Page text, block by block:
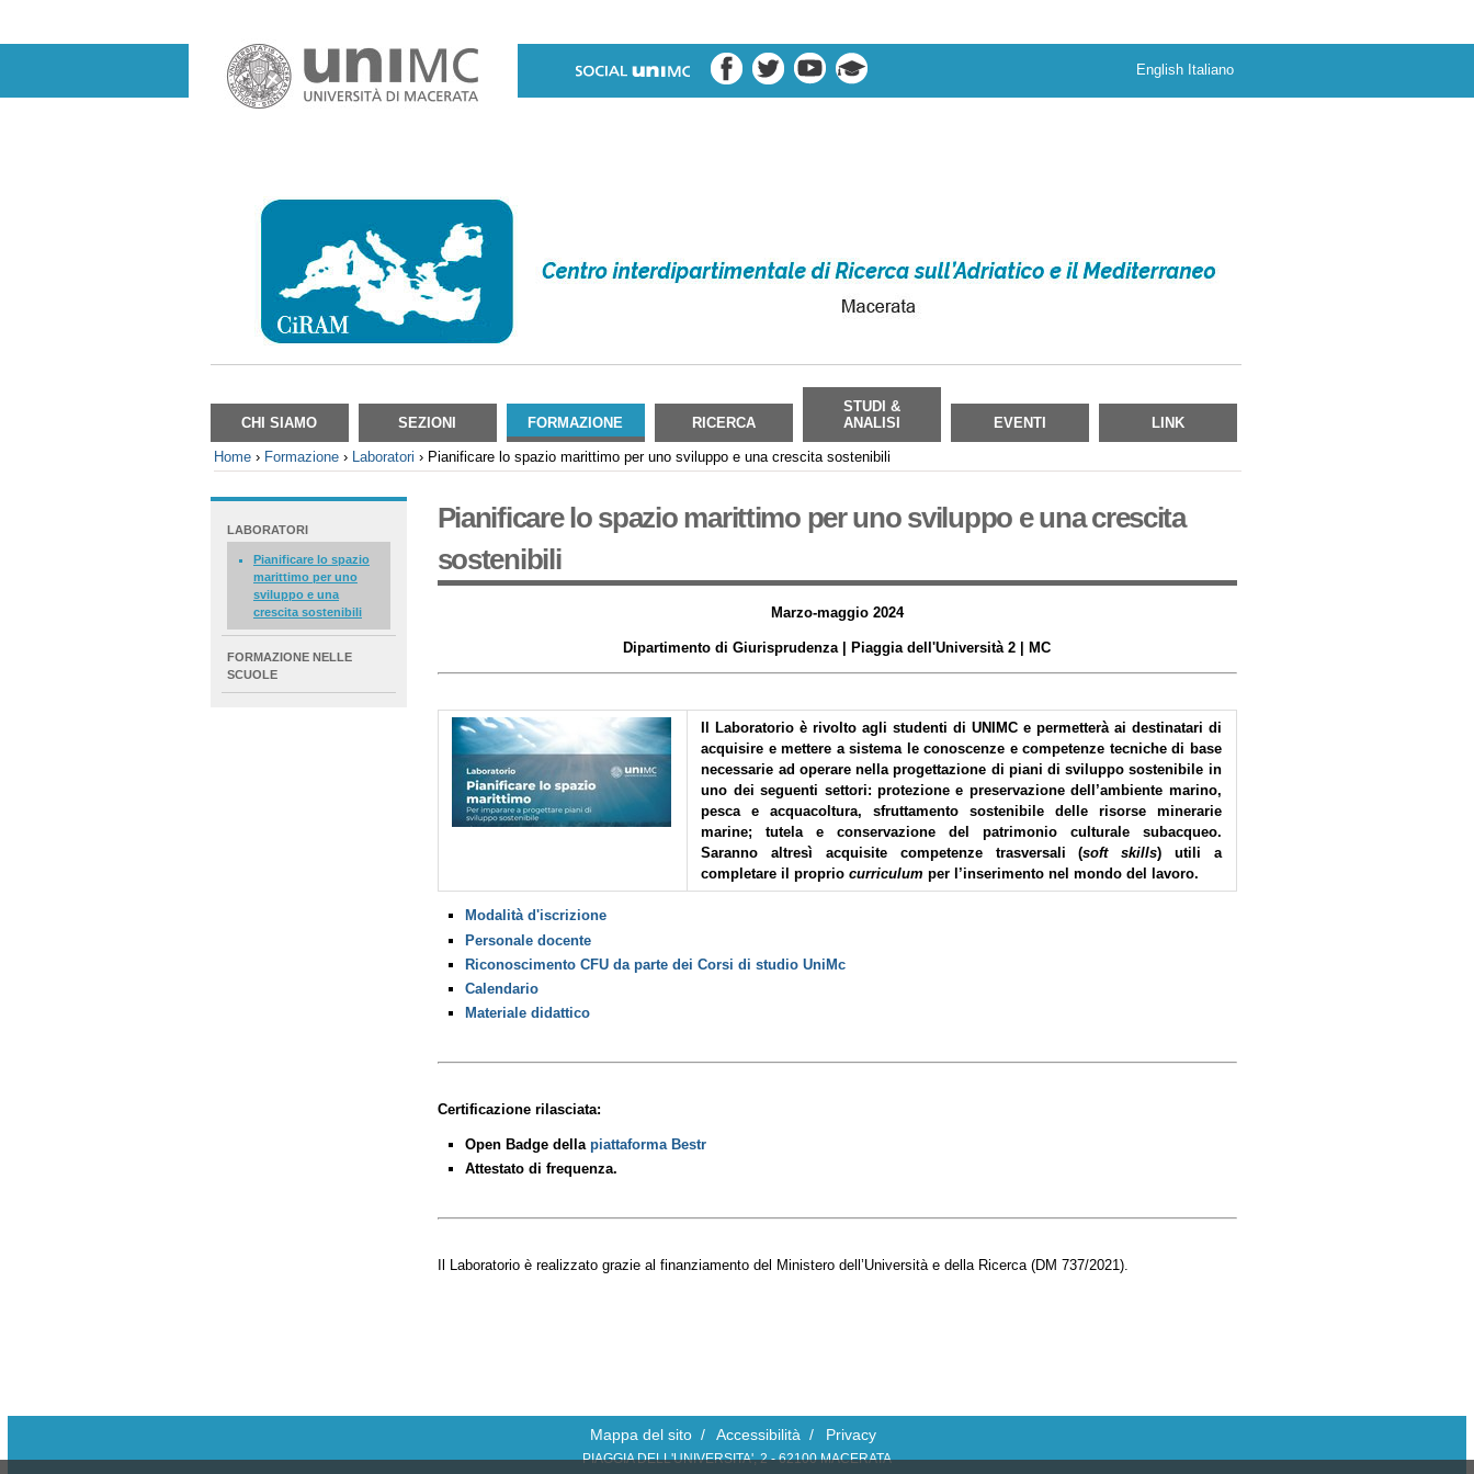
contenuti.
Salta
alla
English Italiano
CHI SIAMO SEZIONI FORMAZIONE RICERCA
STUDI &
ANALISI
EVENTI LINK
Home › Formazione › Laboratori › Pianificare lo spazio marittimo per uno sviluppo e una crescita sostenibili
Pianificare lo spazio marittimo per uno sviluppo e una crescita
sostenibili
Marzo-maggio 2024
Dipartimento di Giurisprudenza | Piaggia dell'Università 2 | MC
Il Laboratorio è rivolto agli studenti di UNIMC e permetterà ai destinatari di
acquisire e mettere a sistema le conoscenze e competenze tecniche di base
necessarie ad operare nella progettazione di piani di sviluppo sostenibile in
uno dei seguenti settori: protezione e preservazione dell’ambiente marino,
pesca e acquacoltura, sfruttamento sostenibile delle risorse minerarie
marine; tutela e conservazione del patrimonio culturale subacqueo.
Saranno altresì acquisite competenze trasversali (soft skills) utili a
completare il propriocurriculum per l’inserimento nel mondo del lavoro.
Modalità d'iscrizione
Personale docente
Riconoscimento CFU da parte dei Corsi di studio UniMc
Calendario
Materiale didattico
Certificazione rilasciata:
Open Badge dellapiattaforma Bestr
Attestato di frequenza.
Il Laboratorio è realizzato grazie al finanziamento del Ministero dell’Università e della Ricerca (DM 737/2021).
EXTENDED
LABORATORI
Pianificare lo spazio
marittimo per uno
sviluppo e una
crescita sostenibili
FORMAZIONE NELLE
SCUOLE
Mappa del sito / Accessibilità / Privacy
PIAGGIA DELL'UNIVERSITA', 2 - 62100 MACERATA